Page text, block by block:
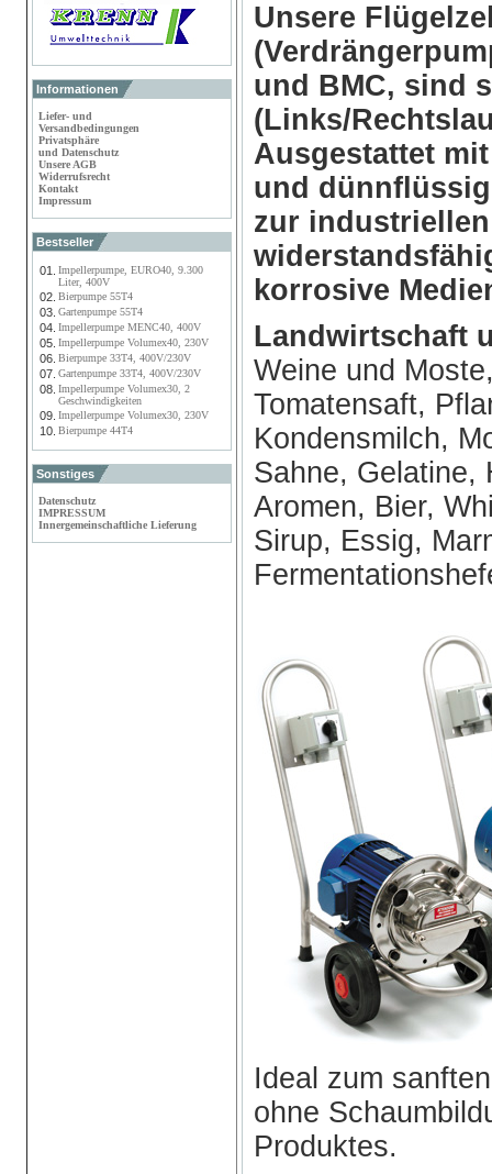
Informationen
Liefer- und
Versandbedingungen
Privatsphäre
und Datenschutz
Unsere AGB
Widerrufsrecht
Kontakt
Impressum
Bestseller
01.
Impellerpumpe, EURO40, 9.300
Liter, 400V
02. Bierpumpe 55T4
03. Gartenpumpe 55T4
04. Impellerpumpe MENC40, 400V
05. Impellerpumpe Volumex40, 230V
06. Bierpumpe 33T4, 400V/230V
07. Gartenpumpe 33T4, 400V/230V
08. Impellerpumpe Volumex30, 2
Geschwindigkeiten
09. Impellerpumpe Volumex30, 230V
10. Bierpumpe 44T4
Sonstiges
Datenschutz
IMPRESSUM
Innergemeinschaftliche Lieferung
Unsere
und BMC, sind
(Links/
Ausgestattet
und
zur
korrosive
Landwirtschaft
Weine und
Tomatensaft,
Kondensmilch,
Sahne, Gelatine,
Aromen, Bier,
Sirup, Essig,
Ideal zum
ohne
Produktes.